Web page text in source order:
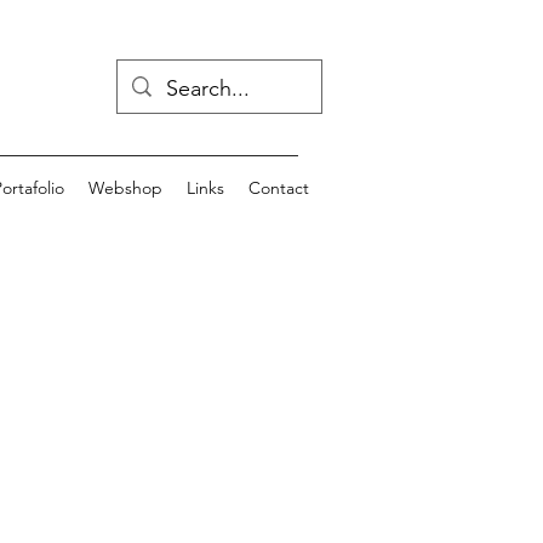
Webshop Links Contact